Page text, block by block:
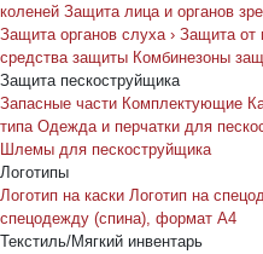
коленей Защита лица и органов
Защита органов слуха › Защита от
средства защиты Комбинезоны
Защита пескоструйщика
Запасные части Комплектующие
типа Одежда и перчатки для
Шлемы для пескоструйщика
Логотипы
Логотип на каски Логотип на
спецодежду (спина), формат А4
Текстиль/Мягкий инвентарь